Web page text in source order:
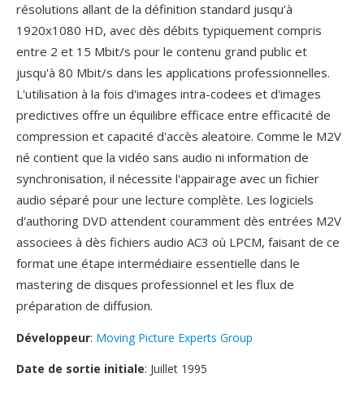
résolutions allant de la définition standard jusqu'à
1920x1080 HD, avec dès débits typiquement compris
entre 2 et 15 Mbit/s pour le contenu grand public et
jusqu'à 80 Mbit/s dans les applications professionnelles.
L'utilisation à la fois d'images intra-codees et d'images
predictives offre un équilibre efficace entre efficacité de
compression et capacité d'accès aleatoire. Comme le M2V
né contient que la vidéo sans audio ni information de
synchronisation, il nécessite l'appairage avec un fichier
audio séparé pour une lecture complète. Les logiciels
d'authoring DVD attendent couramment dès entrées M2V
associees à dès fichiers audio AC3 où LPCM, faisant de ce
format une étape intermédiaire essentielle dans le
mastering de disques professionnel et les flux de
préparation de diffusion.
Développeur: Moving Picture Experts Group
Date de sortie initiale: Juillet 1995